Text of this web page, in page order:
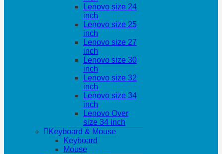
Lenovo size 24
inch
Lenovo size 25
inch
Lenovo size 27
inch
Lenovo size 30
inch
Lenovo size 32
inch
Lenovo size 34
inch
Lenovo Over
size 34 inch
Keyboard & Mouse
Keyboard
Mouse